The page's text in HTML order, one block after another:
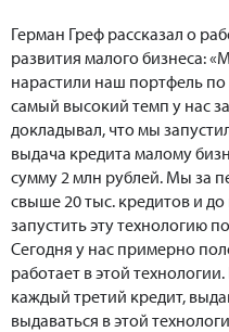
Герман Греф рассказал о
развития малого бизнеса:
нарастили наш портфель по
самый высокий темп у нас
докладывал, что мы
выдача кредита малому
сумму 2 млн рублей. Мы за
свыше 20 тыс. кредитов и
запустить эту технологию
Сегодня у нас примерно
работает в этой
каждый третий кредит,
выдаваться в этой